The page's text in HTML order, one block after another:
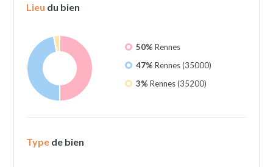
Lieu du bien
50% Rennes
47% Rennes (35000)
3% Rennes (35200)
Type de bien